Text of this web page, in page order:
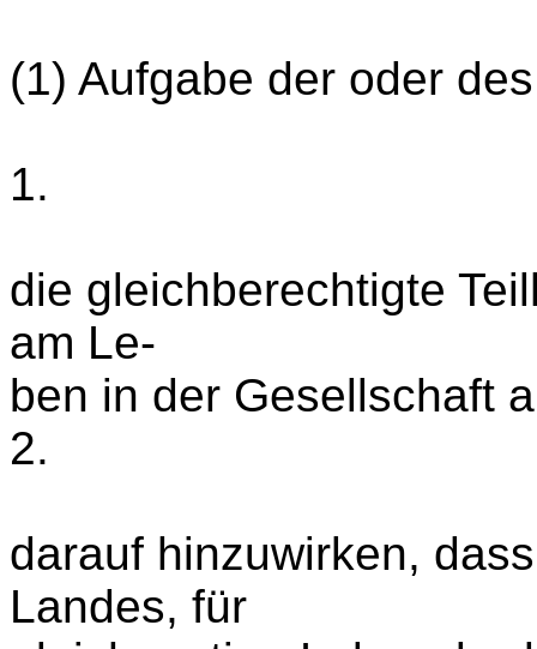
(1) Aufgabe der oder
1.
die gleichberechtigte
am Le-
ben in der Gesellschaft
2.
darauf hinzuwirken,
Landes, für